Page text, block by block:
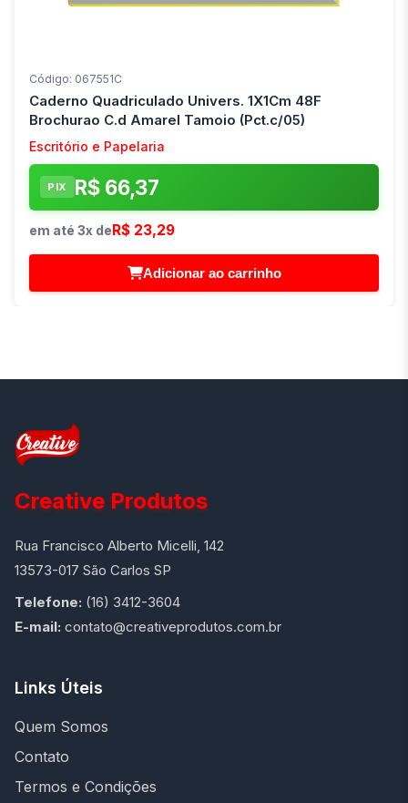
Código: 067551C
Caderno Quadriculado Univers. 1X1Cm 48F
Brochurao C.d Amarel Tamoio (Pct.c/05)
Escritório e Papelaria
PIX R$ 66,37
em até 3x deR$ 23,29
Adicionar ao carrinho
Creative Produtos
Rua Francisco Alberto Micelli, 142
13573-017 São Carlos SP
Telefone: (16) 3412-3604
E-mail: contato@creativeprodutos.com.br
Links Úteis
Quem Somos
Contato
Termos e Condições